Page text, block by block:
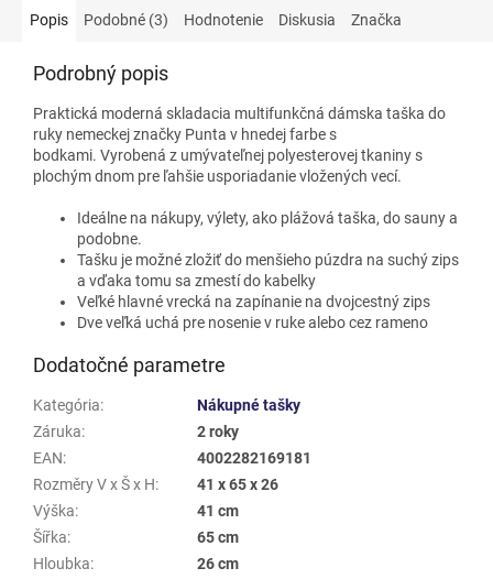
Popis Podobné (3) Hodnotenie Diskusia Značka
Podrobný popis
Praktická moderná skladacia multifunkčná dámska taška do
ruky nemeckej značky Punta v hnedej farbe s
bodkami. Vyrobená z umývateľnej polyesterovej tkaniny s
plochým dnom pre ľahšie usporiadanie vložených vecí.
Ideálne na nákupy, výlety, ako plážová taška, do sauny a
podobne.
Tašku je možné zložiť do menšieho púzdra na suchý zips
a vďaka tomu sa zmestí do kabelky
Veľké hlavné vrecká na zapínanie na dvojcestný zips
Dve veľká uchá pre nosenie v ruke alebo cez rameno
Dodatočné parametre
Kategória:
Nákupné tašky
Záruka:
2 roky
EAN:
4002282169181
Rozměry V x Š x H:
41 x 65 x 26
Výška:
41 cm
Šířka:
65 cm
Hloubka:
26 cm